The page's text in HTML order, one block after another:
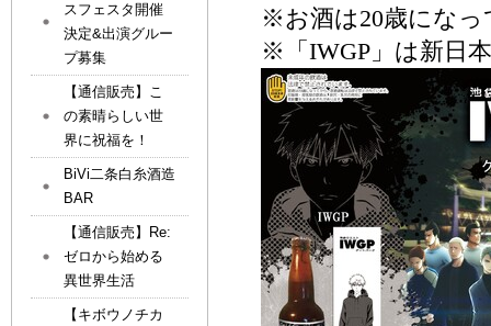
※お酒は20歳にな
※
「IWGP 」は新日
スフェスタ開催
決定&出演グルー
プ募集
【通信販売】こ
の素晴らしい世
界に祝福を！
BiVi二条白糸酒造
BAR
【通信販売】Re:
ゼロから始める
異世界生活
【キボウノチカ